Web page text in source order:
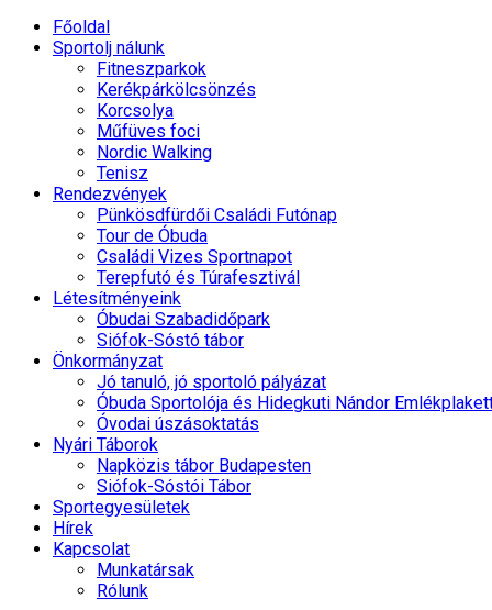
Főoldal
Sportolj nálunk
Fitneszparkok
Kerékpárkölcsönzés
Korcsolya
Műfüves foci
Nordic Walking
Tenisz
Rendezvények
Pünkösdfürdői Családi Futónap
Tour de Óbuda
Családi Vizes Sportnapot
Terepfutó és Túrafesztivál
Létesítményeink
Óbudai Szabadidőpark
Siófok-Sóstó tábor
Önkormányzat
Jó tanuló, jó sportoló pályázat
Óbuda Sportolója és Hidegkuti Nándor
Óvodai úszásoktatás
Nyári Táborok
Napközis tábor Budapesten
Siófok-Sóstói Tábor
Sportegyesületek
Hírek
Kapcsolat
Munkatársak
Rólunk